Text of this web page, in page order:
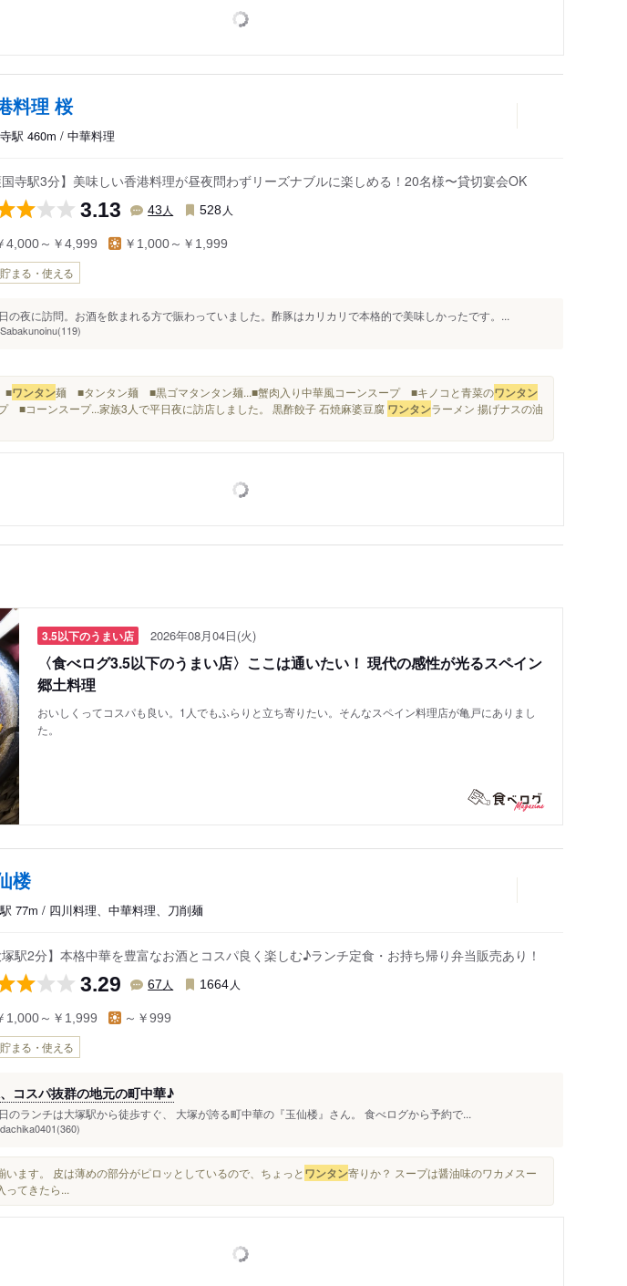
料理 桜
駅 460m / 中華料理
国寺駅3分】美味しい香港料理が昼夜問わずリーズナブルに楽しめる！20名様〜貸切宴会OK
3.13 43 人 528 人
4,000～￥4,999 ￥1,000～￥1,999
貯まる・使える
の夜に訪問。お酒を飲まれる方で賑わっていました。酢豚はカリカリで本格的で美味しかったです。...
Sabakunoinu(119)
■ワンタン麺 ■タンタン麺 ■黒ゴマタンタン麺...■蟹肉入り中華風コーンスープ ■キノコと青菜のワンタン
コーンスープ...家族3人で平日夜に訪店しました。 黒酢餃子 石焼麻婆豆腐 ワンタンラーメン 揚げナスの油
3.5以下のうまい店 2026年08月04日(火)
〈食べログ3.5以下のうまい店〉ここは通いたい！ 現代の感性が光るスペイン
郷土料理
おいしくってコスパも良い。1人でもふらりと立ち寄りたい。そんなスペイン料理店が亀戸にありまし
た。
楼
77m / 四川料理、中華料理、刀削麺
塚駅2分】本格中華を豊富なお酒とコスパ良く楽しむ♪ランチ定食・お持ち帰り弁当販売あり！
3.29 67 人 1664 人
1,000～￥1,999 ～￥999
貯まる・使える
コスパ抜群の地元の町中華♪
のランチは大塚駅から徒歩すぐ、 大塚が誇る町中華の『玉仙楼』さん。 食べログから予約で...
dachika0401(360)
ます。 皮は薄めの部分がピロッとしているので、ちょっと ワンタン寄りか？ スープは醤油味のワカメスー
ってきたら...